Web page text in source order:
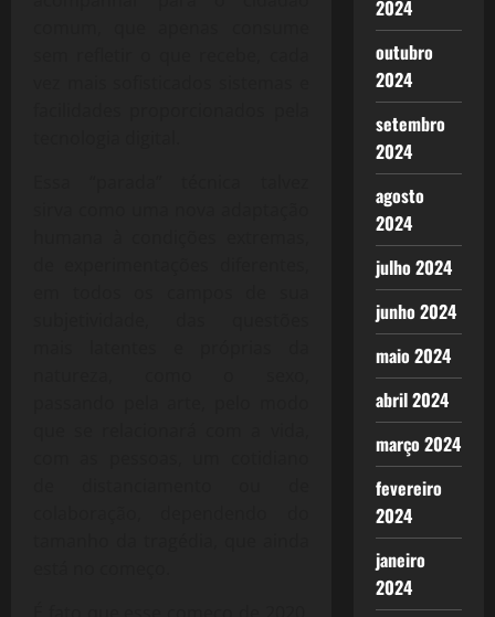
2024
outubro
2024
setembro
2024
agosto
2024
julho 2024
junho 2024
maio 2024
abril 2024
março 2024
fevereiro
2024
janeiro
2024